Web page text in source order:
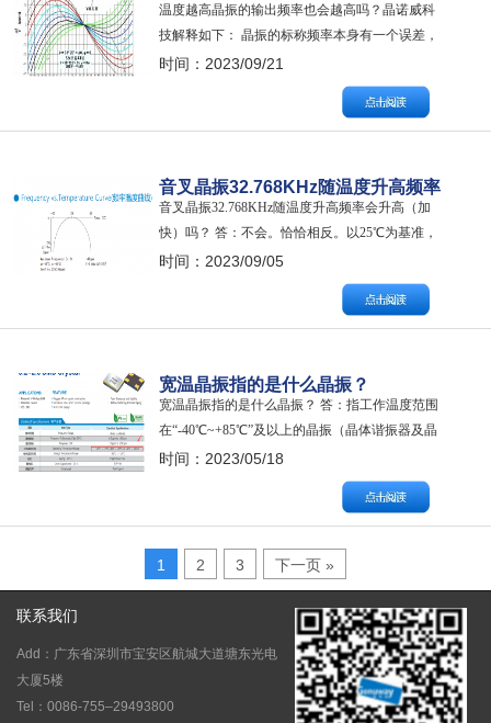
吗？
温度越高晶振的输出频率也会越高吗？晶诺威科
技解释如下： 晶振的标称频率本身有一个误差，
其单位是PPM，也就是百万分之一。常见的晶振
误差有±10PPM、±20PPM和±30PPM。比如一个
20MHz ±10PPM的晶振，它的频率范围就是
19.999800MHz到20.000200MHz。 除了晶振自
时间：2023/09/21
音叉晶振32.768KHz随温度升高频率
会升高（加快）吗？
音叉晶振32.768KHz随温度升高频率会升高（加
快）吗？ 答：不会。恰恰相反。以25℃为基准，
温度升高，晶振实际输出频率会下降（减慢）。
晶诺威科技解释如下： 音叉晶振32.768KHz的温
度拐点（turnover temperature）是25℃，低于25℃
或高于25℃时，晶振输出频率都会呈现下…
时间：2023/09/05
宽温晶振指的是什么晶振？
宽温晶振指的是什么晶振？ 答：指工作温度范围
在“-40℃~+85℃”及以上的晶振（晶体谐振器及晶
体振荡器），如“-40℃~+105℃”、-55℃~+85℃
或-40℃~+125℃。 （宽温石英晶片品质检测）
注：因为晶振的频率稳定性受温度影响，因此“工
作温度范围”是晶振电气参数的一个重要指标。
AT切…
时间：2023/05/18
1 2 3 下一页 »
联系我们
Add：广东省深圳市宝安区航城大道塘东光电
大厦5楼
Tel：0086-755–29493800